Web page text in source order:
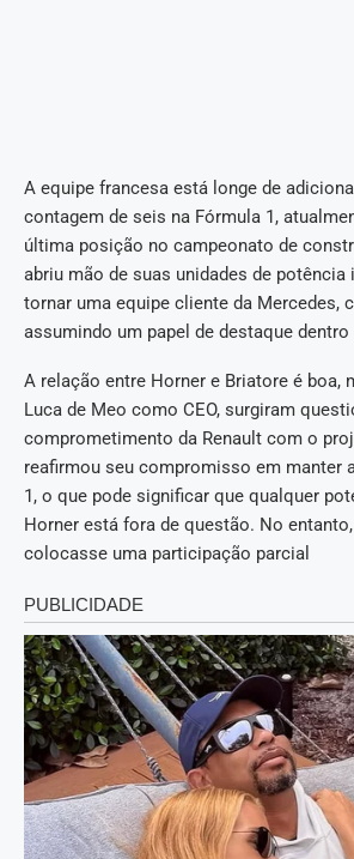
A equipe francesa está longe de
contagem de seis na Fórmula 1,
última posição no campeonato de
abriu mão de suas unidades de potência
tornar uma equipe cliente da Mercedes,
assumindo um papel de destaque dentro
A relação entre Horner e Briatore é boa,
Luca de Meo como CEO, surgiram
comprometimento da Renault com o
reafirmou seu compromisso em manter
1, o que pode significar que qualquer
Horner está fora de questão. No
colocasse uma participação parcial